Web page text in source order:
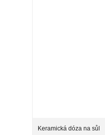
Keramická dóza na sůl